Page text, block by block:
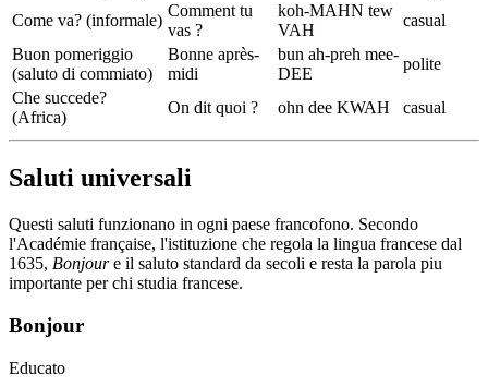
Come va? (informale)
Comment tu
vas ?
koh-MAHN tew
VAH
casual
Buon pomeriggio
(saluto di commiato)
Bonne après-
midi
bun ah-preh mee-
DEE
polite
Che succede?
(Africa)
On dit quoi ? ohn dee KWAH casual
Saluti universali
Questi saluti funzionano in ogni paese francofono. Secondo
l'Académie française, l'istituzione che regola la lingua francese dal
1635, Bonjoure il saluto standard da secoli e resta la parola piu
importante per chi studia francese.
Bonjour
Educato